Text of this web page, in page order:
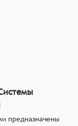
предназначены